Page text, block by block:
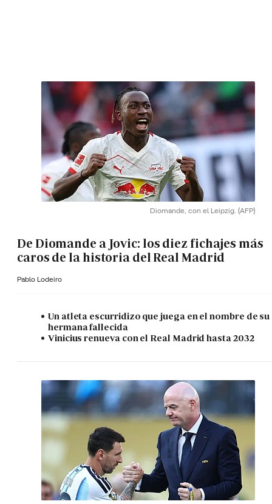
Diomande, con el Leipzig. (AFP)
De Diomande a Jovic: los diez fichajes más
caros de la historia del Real Madrid
Pablo Lodeiro
Un atleta escurridizo que juega en el nombre de su
hermana fallecida
Vinicius renueva con el Real Madrid hasta 2032